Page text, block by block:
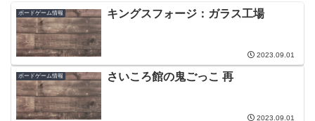
ボードゲーム情報 キングスフォージ：ガラス工場
2023.09.01
ボードゲーム情報 さいころ館の鬼ごっこ 再
2023.09.01